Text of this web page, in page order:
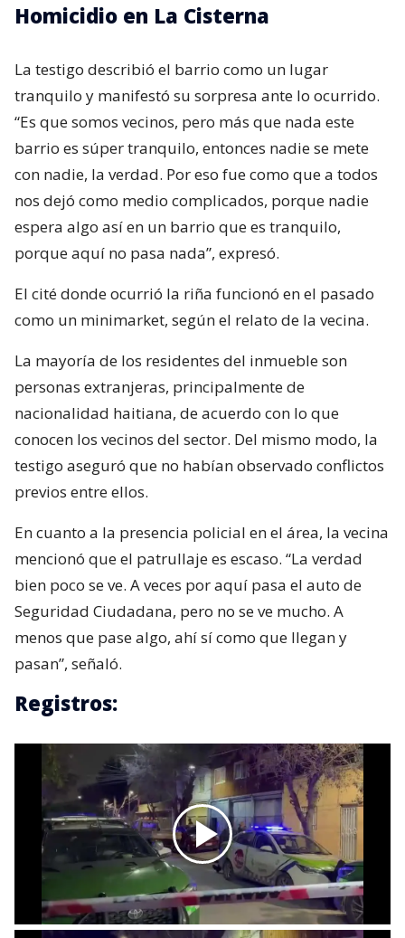
Homicidio en La Cisterna
La testigo describió el barrio como un lugar
tranquilo y manifestó su sorpresa ante lo ocurrido.
“Es que somos vecinos, pero más que nada este
barrio es súper tranquilo, entonces nadie se mete
con nadie, la verdad. Por eso fue como que a todos
nos dejó como medio complicados, porque nadie
espera algo así en un barrio que es tranquilo,
porque aquí no pasa nada”, expresó.
El cité donde ocurrió la riña funcionó en el pasado
como un minimarket, según el relato de la vecina.
La mayoría de los residentes del inmueble son
personas extranjeras, principalmente de
nacionalidad haitiana, de acuerdo con lo que
conocen los vecinos del sector. Del mismo modo, la
testigo aseguró que no habían observado conflictos
previos entre ellos.
En cuanto a la presencia policial en el área, la vecina
mencionó que el patrullaje es escaso. “La verdad
bien poco se ve. A veces por aquí pasa el auto de
Seguridad Ciudadana, pero no se ve mucho. A
menos que pase algo, ahí sí como que llegan y
pasan”, señaló.
Registros: